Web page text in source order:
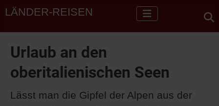
LÄNDER-REISEN
Urlaub an den
oberitalienischen Seen
Lässt man die Gipfel der Alpen aus der